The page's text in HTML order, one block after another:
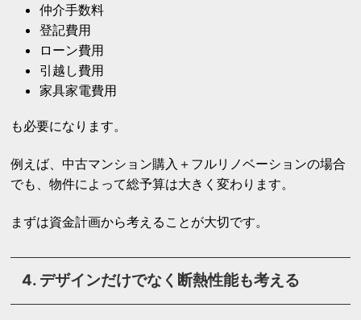
仲介手数料
登記費用
ローン費用
引越し費用
家具家電費用
も必要になります。
例えば、中古マンション購入＋フルリノベーションの場合
でも、物件によって総予算は大きく変わります。
まずは資金計画から考えることが大切です。
4. デザインだけでなく断熱性能も考える